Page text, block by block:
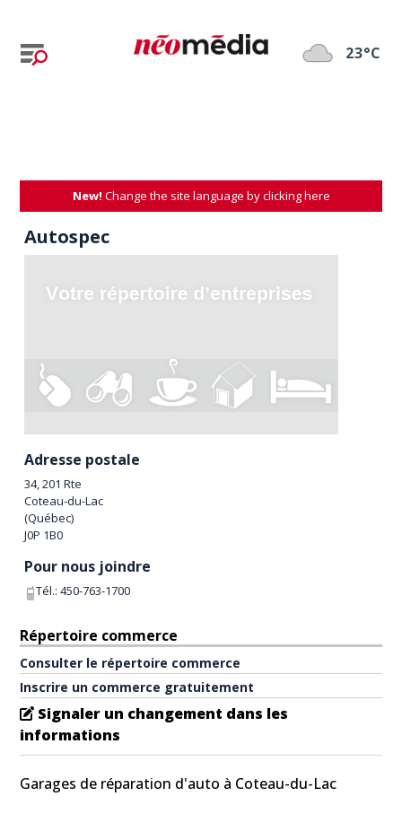
23°C
New! Change the site language by clicking here
Autospec
Adresse postale
34, 201 Rte
Coteau-du-Lac
(Québec)
J0P 1B0
Pour nous joindre
Tél.:450-763-1700
Répertoire commerce
Consulter le répertoire commerce
Inscrire un commerce gratuitement
Signaler un changement dans les
informations
Garages de réparation d'auto à Coteau-du-Lac